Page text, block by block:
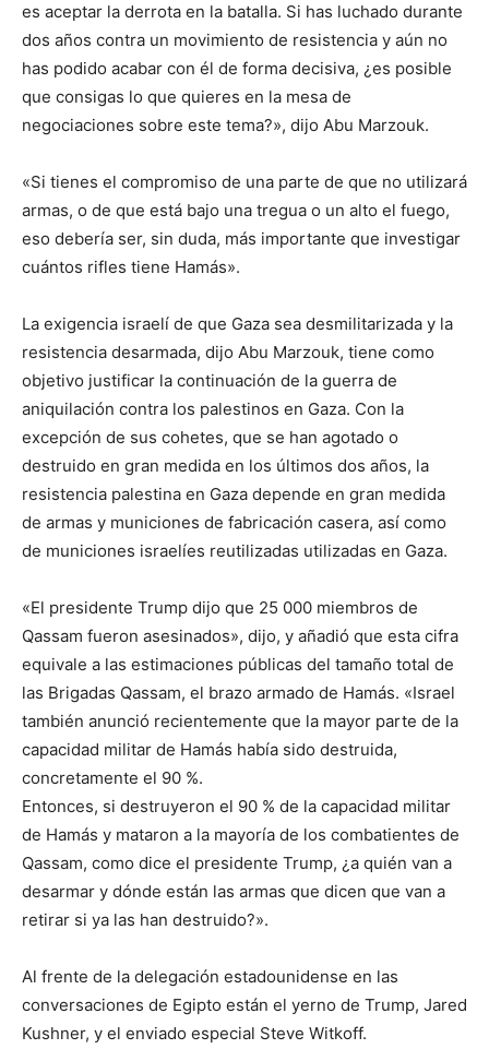
es aceptar la derrota en la batalla. Si has luchado durante
dos años contra un movimiento de resistencia y aún no
has podido acabar con él de forma decisiva, ¿es posible
que consigas lo que quieres en la mesa de
negociaciones sobre este tema?», dijo Abu Marzouk.
«Si tienes el compromiso de una parte de que no utilizará
armas, o de que está bajo una tregua o un alto el fuego,
eso debería ser, sin duda, más importante que investigar
cuántos rifles tiene Hamás».
La exigencia israelí de que Gaza sea desmilitarizada y la
resistencia desarmada, dijo Abu Marzouk, tiene como
objetivo justificar la continuación de la guerra de
aniquilación contra los palestinos en Gaza. Con la
excepción de sus cohetes, que se han agotado o
destruido en gran medida en los últimos dos años, la
resistencia palestina en Gaza depende en gran medida
de armas y municiones de fabricación casera, así como
de municiones israelíes reutilizadas utilizadas en Gaza.
«El presidente Trump dijo que 25 000 miembros de
Qassam fueron asesinados», dijo, y añadió que esta cifra
equivale a las estimaciones públicas del tamaño total de
las Brigadas Qassam, el brazo armado de Hamás. «Israel
también anunció recientemente que la mayor parte de la
capacidad militar de Hamás había sido destruida,
concretamente el 90 %.
Entonces, si destruyeron el 90 % de la capacidad militar
de Hamás y mataron a la mayoría de los combatientes de
Qassam, como dice el presidente Trump, ¿a quién van a
desarmar y dónde están las armas que dicen que van a
retirar si ya las han destruido?».
Al frente de la delegación estadounidense en las
conversaciones de Egipto están el yerno de Trump, Jared
Kushner, y el enviado especial Steve Witkoff.